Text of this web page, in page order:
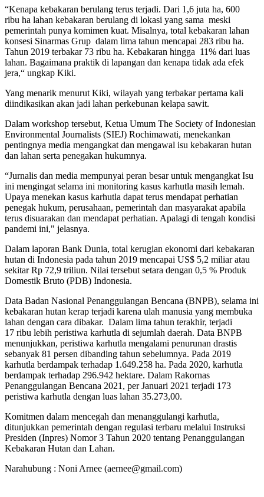
“Kenapa kebakaran berulang terus terjadi. Dari 1,6 juta ha, 600
ribu ha lahan kebakaran berulang di lokasi yang sama meski
pemerintah punya komimen kuat. Misalnya, total kebakaran lahan
konsesi Sinarmas Grup dalam lima tahun mencapai 283 ribu ha.
Tahun 2019 terbakar 73 ribu ha. Kebakaran hingga 11% dari luas
lahan. Bagaimana praktik di lapangan dan kenapa tidak ada efek
jera,“ ungkap Kiki.
Yang menarik menurut Kiki, wilayah yang terbakar pertama kali
diindikasikan akan jadi lahan perkebunan kelapa sawit.
Dalam workshop tersebut, Ketua Umum The Society of Indonesian
Environmental Journalists (SIEJ) Rochimawati, menekankan
pentingnya media mengangkat dan mengawal isu kebakaran hutan
dan lahan serta penegakan hukumnya.
“Jurnalis dan media mempunyai peran besar untuk mengangkat Isu
ini mengingat selama ini monitoring kasus karhutla masih lemah.
Upaya menekan kasus karhutla dapat terus mendapat perhatian
penegak hukum, perusahaan, pemerintah dan masyarakat apabila
terus disuarakan dan mendapat perhatian. Apalagi di tengah kondisi
pandemi ini," jelasnya.
Dalam laporan Bank Dunia, total kerugian ekonomi dari kebakaran
hutan di Indonesia pada tahun 2019 mencapai US$ 5,2 miliar atau
sekitar Rp 72,9 triliun. Nilai tersebut setara dengan 0,5 % Produk
Domestik Bruto (PDB) Indonesia.
Data Badan Nasional Penanggulangan Bencana (BNPB), selama ini
kebakaran hutan kerap terjadi karena ulah manusia yang membuka
lahan dengan cara dibakar. Dalam lima tahun terakhir, terjadi
17 ribu lebih peristiwa karhutla di sejumlah daerah. Data BNPB
menunjukkan, peristiwa karhutla mengalami penurunan drastis
sebanyak 81 persen dibanding tahun sebelumnya. Pada 2019
karhutla berdampak terhadap 1.649.258 ha. Pada 2020, karhutla
berdampak terhadap 296.942 hektare. Dalam Rakornas
Penanggulangan Bencana 2021, per Januari 2021 terjadi 173
peristiwa karhutla dengan luas lahan 35.273,00.
Komitmen dalam mencegah dan menanggulangi karhutla,
ditunjukkan pemerintah dengan regulasi terbaru melalui Instruksi
Presiden (Inpres) Nomor 3 Tahun 2020 tentang Penanggulangan
Kebakaran Hutan dan Lahan.
Narahubung : Noni Arnee (aernee@gmail.com)